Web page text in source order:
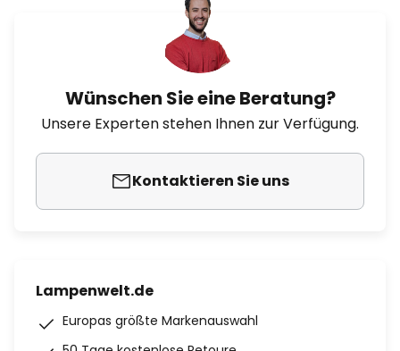
Wünschen Sie eine Beratung?
Unsere Experten stehen Ihnen zur Verfügung.
Kontaktieren Sie uns
Lampenwelt.de
Europas größte Markenauswahl